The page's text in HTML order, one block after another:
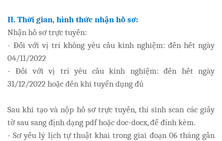
II. Thời gian, hình thức nhận hồ sơ:
Nhận hồ sơ trực tuyến:
- Đối với vị trí không yêu cầu kinh nghiệm: đến hết ngày
04/11/2022
- Đối với vị trí yêu cầu kinh nghiệm: đến hết ngày
31/12/2022 hoặc đến khi tuyển dụng đủ
Sau khi tạo và nộp hồ sơ trực tuyến, thí sinh scan các giấy
tờ sau sang định dạng pdf hoặc doc-docx, để đính kèm.
- Sơ yếu lý lịch tự thuật khai trong giai đoạn 06 tháng gần